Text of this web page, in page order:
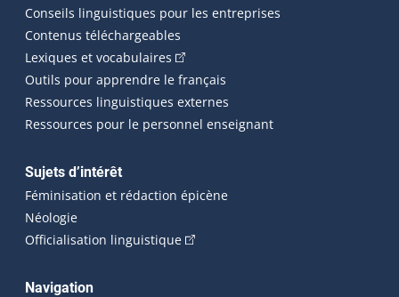
Conseils linguistiques pour les entreprises
Contenus téléchargeables
Lexiques et vocabulaires (Cet hyperlien externe s'ouvrira
Outils pour apprendre le français
Ressources linguistiques externes
Ressources pour le personnel enseignant
Sujets d’intérêt
Féminisation et rédaction épicène
Néologie
Officialisation linguistique(Cet hyperlien externe s'ouvrira
Navigation